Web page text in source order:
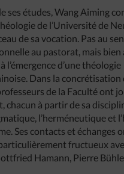
ses études, Wang Aiming
de l’Université de
de sa vocation. Pas au
au pastorat, mais bien
l’émergence d’une théologie
Dans la concrétisation
de la Faculté ont
chacun à partir de sa
l’herméneutique et
Ses contacts et échanges
fructueux
Hamann, Pierre